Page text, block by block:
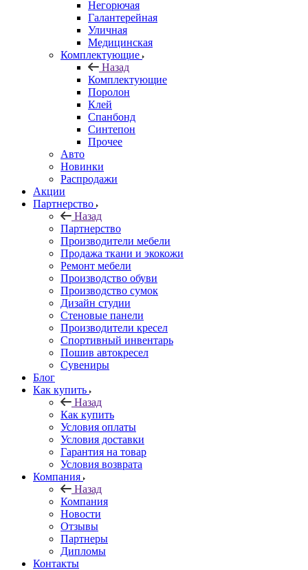
Негорючая
Галантерейная
Уличная
Медицинская
Комплектующие
Назад
Комплектующие
Поролон
Клей
Спанбонд
Синтепон
Прочее
Авто
Новинки
Распродажи
Акции
Партнерство
Назад
Партнерство
Производители мебели
Продажа ткани и экокожи
Ремонт мебели
Производство обуви
Производство сумок
Дизайн студии
Стеновые панели
Производители кресел
Спортивный инвентарь
Пошив автокресел
Сувениры
Блог
Как купить
Назад
Как купить
Условия оплаты
Условия доставки
Гарантия на товар
Условия возврата
Компания
Назад
Компания
Новости
Отзывы
Партнеры
Дипломы
Контакты